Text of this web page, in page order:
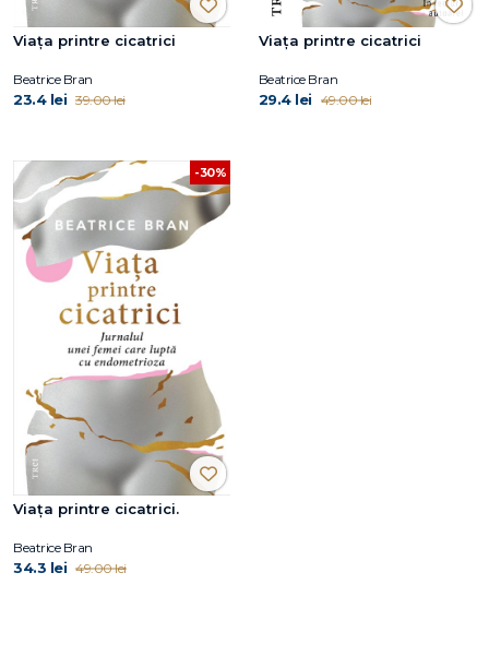
Viaţa printre cicatrici
Beatrice Bran
23.4 lei 39.00 lei
Viaţa printre cicatrici
Beatrice Bran
29.4 lei 49.00 lei
-30%
Viaţa printre cicatrici.
Beatrice Bran
34.3 lei 49.00 lei